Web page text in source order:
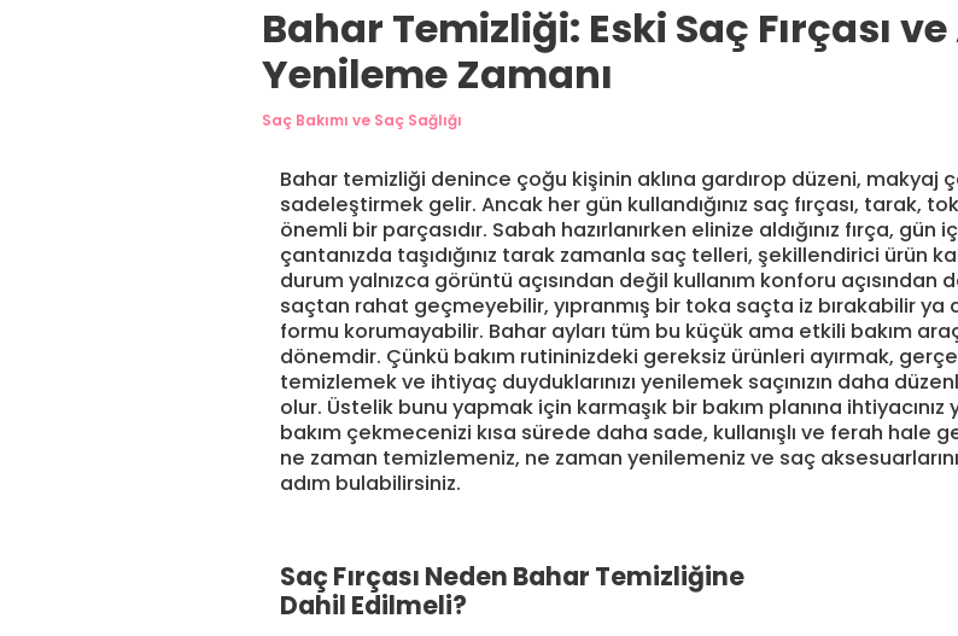
Bahar Temizliği: Eski Saç Fırçası
Yenileme Zamanı
Saç Bakımı ve Saç Sağlığı
Bahar temizliği denince çoğu kişinin aklına gardırop düzeni, makyaj
sadeleştirmek gelir. Ancak her gün kullandığınız saç fırçası, tarak,
önemli bir parçasıdır. Sabah hazırlanırken elinize aldığınız fırça,
çantanızda taşıdığınız tarak zamanla saç telleri, şekillendirici ürün
durum yalnızca görüntü açısından değil kullanım konforu açısından
saçtan rahat geçmeyebilir, yıpranmış bir toka saçta iz bırakabilir
formu korumayabilir. Bahar ayları tüm bu küçük ama etkili bakım
dönemdir. Çünkü bakım rutininizdeki gereksiz ürünleri ayırmak,
temizlemek ve ihtiyaç duyduklarınızı yenilemek saçınızın daha
olur. Üstelik bunu yapmak için karmaşık bir bakım planına
bakım çekmecenizi kısa sürede daha sade, kullanışlı ve ferah hale
ne zaman temizlemeniz, ne zaman yenilemeniz ve saç
adım bulabilirsiniz.
Saç Fırçası Neden Bahar Temizliğine
Dahil Edilmeli?